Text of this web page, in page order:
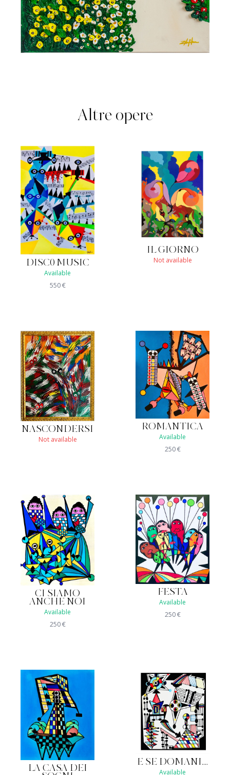
Altre opere
DISC0 MUSIC
Available
550€
IL GIORNO
Not available
NASCONDERSI
Not available
ROMANTICA
Available
250€
CI SIAMO
ANCHE NOI
Available
250€
FESTA
Available
250€
LA CASA DEI
E SE DOMANI....
Available